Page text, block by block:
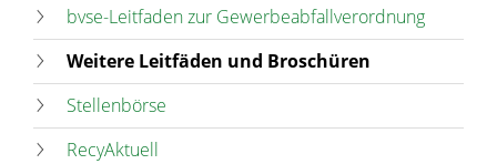
bvse-Leitfaden zur Gewerbeabfallverordnung
Weitere Leitfäden und Broschüren
Stellenbörse
RecyAktuell